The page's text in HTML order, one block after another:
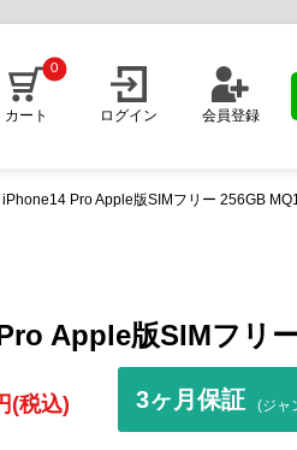
カート
0
ログイン 会員登録
iPhone14 Pro Apple版SIMフリー 256GB
Apple版SIMフリ
(税込) 3ヶ月保証 (ジャ